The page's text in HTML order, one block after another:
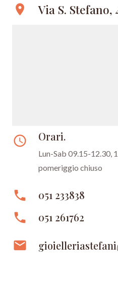
location_on Via S.
access_time Orari.
Lun-Sab 09.15-12.30,
pomeriggio chiuso
phone 051 233838
phone 051 261762
email